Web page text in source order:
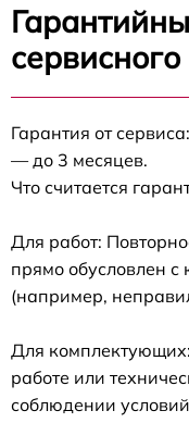
Гарантия от
— до 3 месяцев.
Что считается
Для работ:
прямо обусловлен с
(например,
Для
работе или
соблюдении